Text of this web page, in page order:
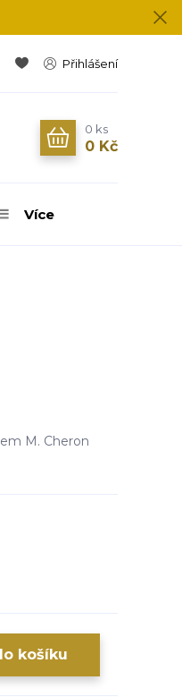
Přihlášení
0 ks
0 Kč
Více
M. Cheron
košíku